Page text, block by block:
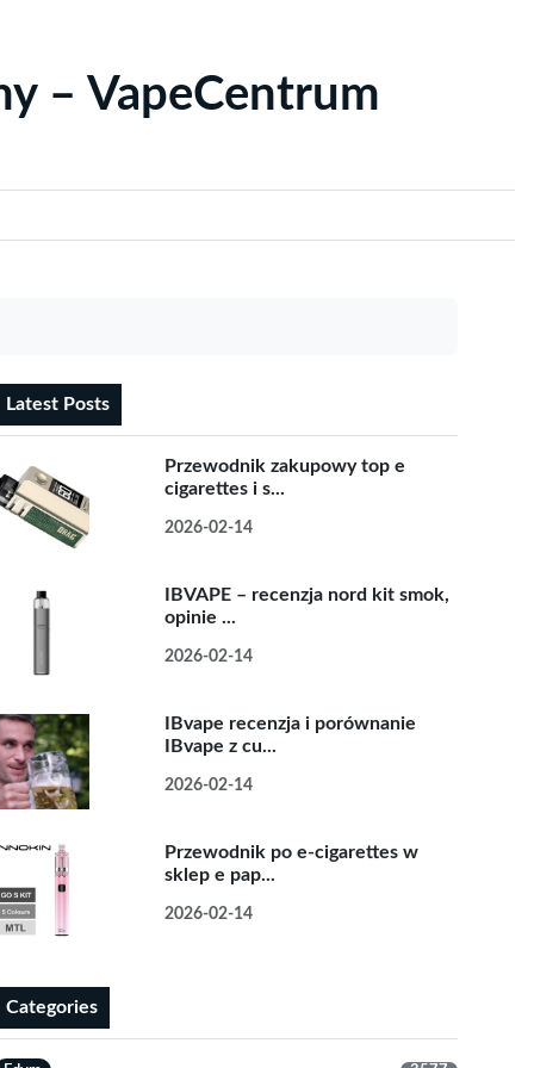
– VapeCentrum
Latest Posts
Przewodnik zakupowy top e
cigarettes i s...
2026-02-14
IBVAPE – recenzja nord kit smok,
opinie ...
2026-02-14
IBvape recenzja i porównanie
IBvape z cu...
2026-02-14
Przewodnik po e-cigarettes w
sklep e pap...
2026-02-14
Categories